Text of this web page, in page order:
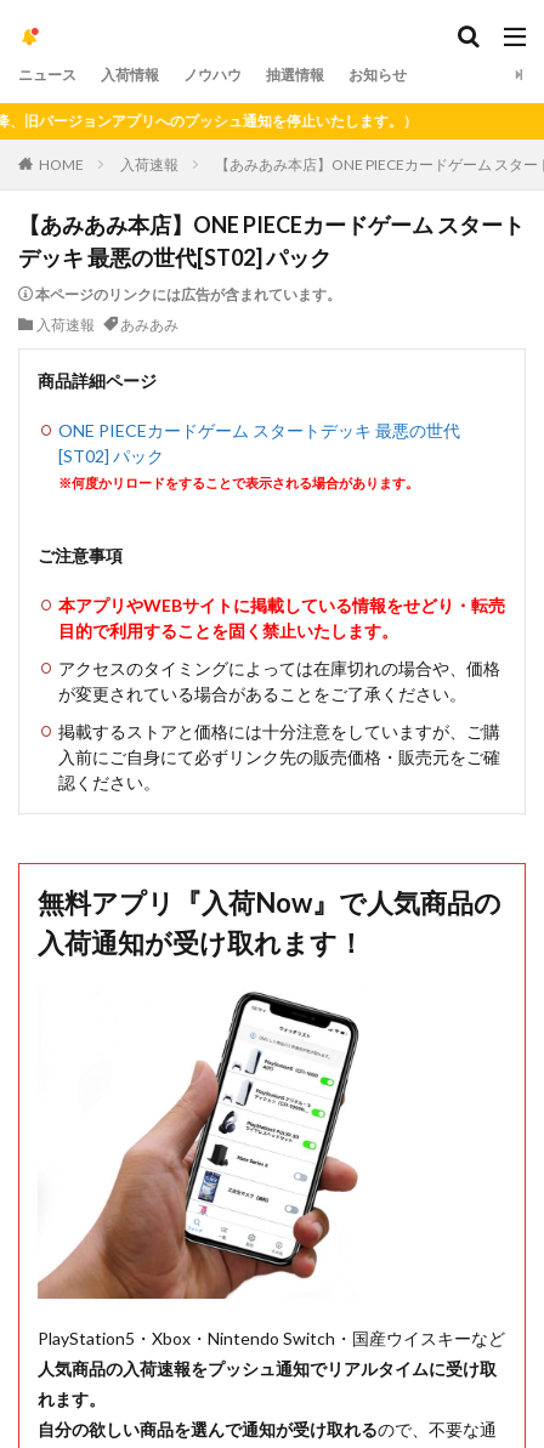
ニュース 入荷情報 ノウハウ 抽選情報 お知らせ
ジョンアプリへのプッシュ通知を停止いたします。）
HOME 入荷速報 【あみあみ本店】ONE PIECEカードゲーム スタ
【あみあみ本店】ONE PIECEカードゲーム スタート
デッキ 最悪の世代[ST02] パック
本ページのリンクには広告が含まれています。
入荷速報
あみあみ
商品詳細ページ
ONE PIECEカードゲーム スタートデッキ 最悪の世代
[ST02] パック
※何度かリロードをすることで表示される場合があります。
ご注意事項
本アプリやWEBサイトに掲載している情報をせどり・転売
目的で利用することを固く禁止いたします。
アクセスのタイミングによっては在庫切れの場合や、価格
が変更されている場合があることをご了承ください。
掲載するストアと価格には十分注意をしていますが、ご購
入前にご自身にて必ずリンク先の販売価格・販売元をご確
認ください。
無料アプリ『入荷Now』で人気商品の
入荷通知が受け取れます！
PlayStation5・Xbox・Nintendo Switch・国産ウイスキーなど
人気商品の入荷速報をプッシュ通知でリアルタイムに受け取
れます。
自分の欲しい商品を選んで通知が受け取れるので、不要な通